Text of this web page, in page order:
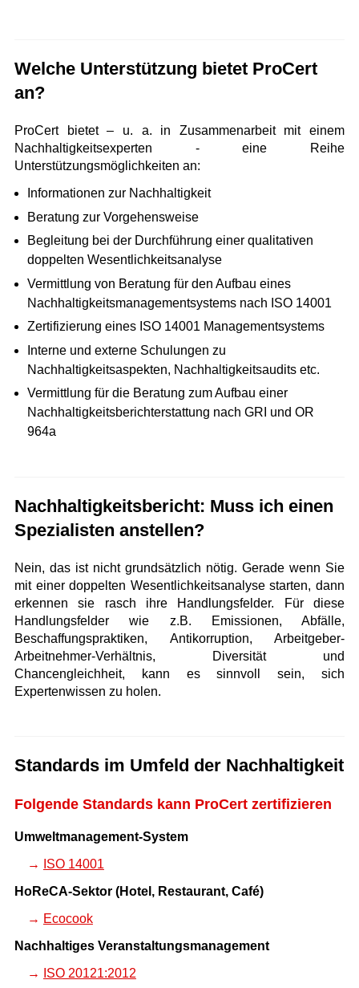
Welche Unterstützung bietet ProCert
an?
ProCert bietet – u. a. in Zusammenarbeit mit einem
Nachhaltigkeitsexperten - eine Reihe
Unterstützungsmöglichkeiten an:
Informationen zur Nachhaltigkeit
Beratung zur Vorgehensweise
Begleitung bei der Durchführung einer qualitativen
doppelten Wesentlichkeitsanalyse
Vermittlung von Beratung für den Aufbau eines
Nachhaltigkeitsmanagementsystems nach ISO 14001
Zertifizierung eines ISO 14001 Managementsystems
Interne und externe Schulungen zu
Nachhaltigkeitsaspekten, Nachhaltigkeitsaudits etc.
Vermittlung für die Beratung zum Aufbau einer
Nachhaltigkeitsberichterstattung nach GRI und OR
964a
Nachhaltigkeitsbericht: Muss ich einen
Spezialisten anstellen?
Nein, das ist nicht grundsätzlich nötig. Gerade wenn Sie
mit einer doppelten Wesentlichkeitsanalyse starten, dann
erkennen sie rasch ihre Handlungsfelder. Für diese
Handlungsfelder wie z.B. Emissionen, Abfälle,
Beschaffungspraktiken, Antikorruption, Arbeitgeber-
Arbeitnehmer-Verhältnis, Diversität und
Chancengleichheit, kann es sinnvoll sein, sich
Expertenwissen zu holen.
Standards im Umfeld der Nachhaltigkeit
Folgende Standards kann ProCert zertifizieren
Umweltmanagement-System
ISO 14001
HoReCA-Sektor (Hotel, Restaurant, Café)
Ecocook
Nachhaltiges Veranstaltungsmanagement
ISO 20121:2012